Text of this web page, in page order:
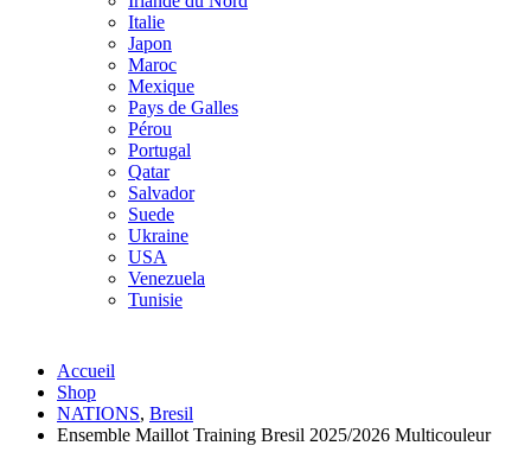
Italie
Japon
Maroc
Mexique
Pays de Galles
Pérou
Portugal
Qatar
Salvador
Suede
Ukraine
USA
Venezuela
Tunisie
Accueil
Shop
NATIONS, Bresil
Ensemble Maillot Training Bresil 2025/2026 Multicouleur